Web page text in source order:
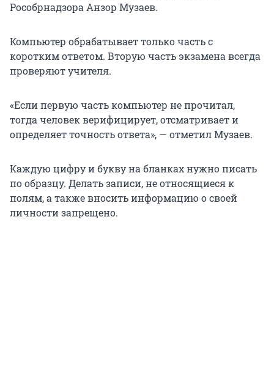
Рособрнадзора Анзор Музаев.
Компьютер обрабатывает только часть с
коротким ответом. Вторую часть экзамена всегда
проверяют учителя.
«Если первую часть компьютер не прочитал,
тогда человек верифицирует, отсматривает и
определяет точность ответа», — отметил Музаев.
Каждую цифру и букву на бланках нужно писать
по образцу. Делать записи, не относящиеся к
полям, а также вносить информацию о своей
личности запрещено.